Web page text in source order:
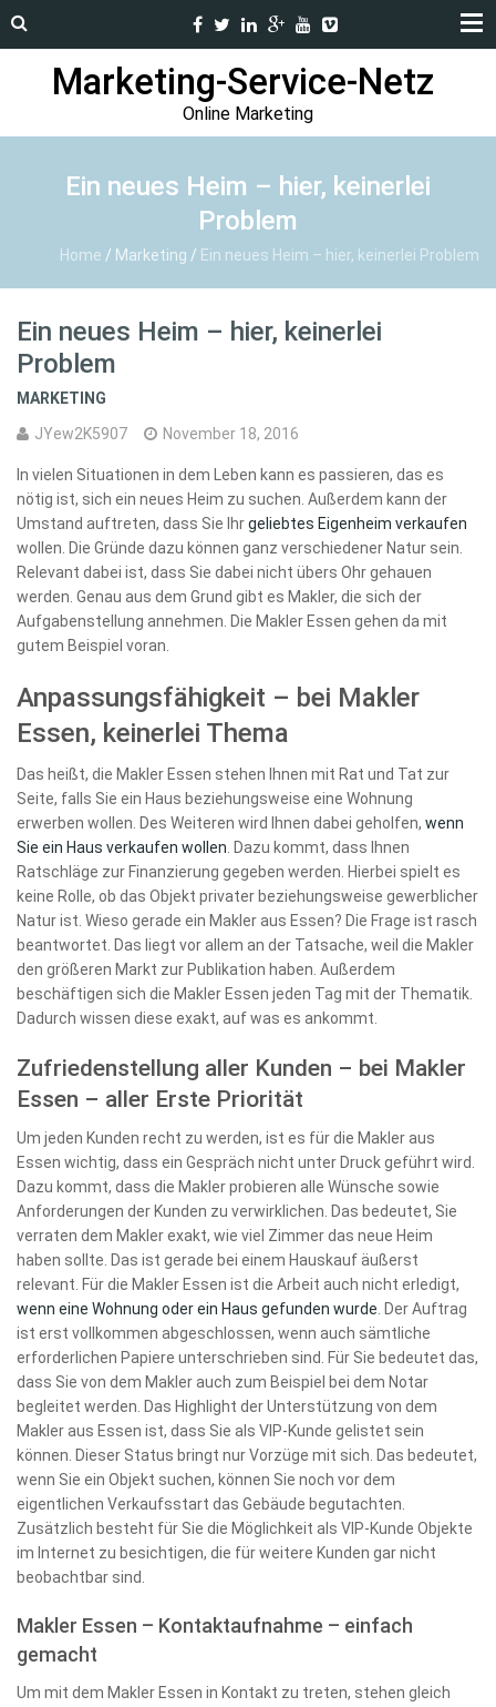
Marketing-Service-Netz
Online Marketing
Ein neues Heim – hier, keinerlei
Problem
Home / Marketing / Ein neues Heim – hier, keinerlei Problem
Ein neues Heim – hier, keinerlei
Problem
MARKETING
JYew2K5907
November 18, 2016
In vielen Situationen in dem Leben kann es passieren, das es
nötig ist, sich ein neues Heim zu suchen. Außerdem kann der
Umstand auftreten, dass Sie Ihrgeliebtes Eigenheim verkaufen
wollen. Die Gründe dazu können ganz verschiedener Natur sein.
Relevant dabei ist, dass Sie dabei nicht übers Ohr gehauen
werden. Genau aus dem Grund gibt es Makler, die sich der
Aufgabenstellung annehmen. Die Makler Essen gehen da mit
gutem Beispiel voran.
Anpassungsfähigkeit – bei Makler
Essen, keinerlei Thema
Das heißt, die Makler Essen stehen Ihnen mit Rat und Tat zur
Seite, falls Sie ein Haus beziehungsweise eine Wohnung
erwerben wollen. Des Weiteren wird Ihnen dabei geholfen, wenn
Sie ein Haus verkaufen wollen . Dazu kommt, dass Ihnen
Ratschläge zur Finanzierung gegeben werden. Hierbei spielt es
keine Rolle, ob das Objekt privater beziehungsweise gewerblicher
Natur ist. Wieso gerade ein Makler aus Essen? Die Frage ist rasch
beantwortet. Das liegt vor allem an der Tatsache, weil die Makler
den größeren Markt zur Publikation haben. Außerdem
beschäftigen sich die Makler Essen jeden Tag mit der Thematik.
Dadurch wissen diese exakt, auf was es ankommt.
Zufriedenstellung aller Kunden – bei Makler
Essen – aller Erste Priorität
Um jeden Kunden recht zu werden, ist es für die Makler aus
Essen wichtig, dass ein Gespräch nicht unter Druck geführt wird.
Dazu kommt, dass die Makler probieren alle Wünsche sowie
Anforderungen der Kunden zu verwirklichen. Das bedeutet, Sie
verraten dem Makler exakt, wie viel Zimmer das neue Heim
haben sollte. Das ist gerade bei einem Hauskauf äußerst
relevant. Für die Makler Essen ist die Arbeit auch nicht erledigt,
wenn eine Wohnung oder ein Haus gefunden wurde . Der Auftrag
ist erst vollkommen abgeschlossen, wenn auch sämtliche
erforderlichen Papiere unterschrieben sind. Für Sie bedeutet das,
dass Sie von dem Makler auch zum Beispiel bei dem Notar
begleitet werden. Das Highlight der Unterstützung von dem
Makler aus Essen ist, dass Sie als VIP-Kunde gelistet sein
können. Dieser Status bringt nur Vorzüge mit sich. Das bedeutet,
wenn Sie ein Objekt suchen, können Sie noch vor dem
eigentlichen Verkaufsstart das Gebäude begutachten.
Zusätzlich besteht für Sie die Möglichkeit als VIP-Kunde Objekte
im Internet zu besichtigen, die für weitere Kunden gar nicht
beobachtbar sind.
Makler Essen – Kontaktaufnahme – einfach
gemacht
Um mit dem Makler Essen in Kontakt zu treten, stehen gleich